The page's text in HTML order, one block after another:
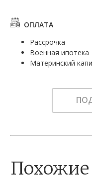
ОПЛАТА
Рассрочка
Военная ипотека
Материнский